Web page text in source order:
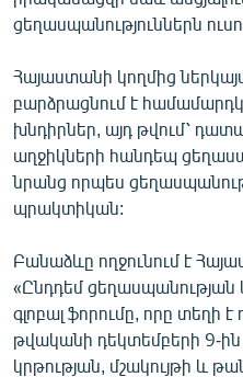
ցեղասպանություններն
Հայաստանի կողմից
բարձրացնում է
խնդիրներ, այդ թվում՝
աղջիկների հանդեպ
նրանց որպես
պրակտիկան:
Բանաձևը ողջունում է
«Ընդդեմ ցեղասպանության
գլոբալ ֆորումը, որը տեղի
թվականի դեկտեմբերի 9-ին
կրթության, մշակույթի և